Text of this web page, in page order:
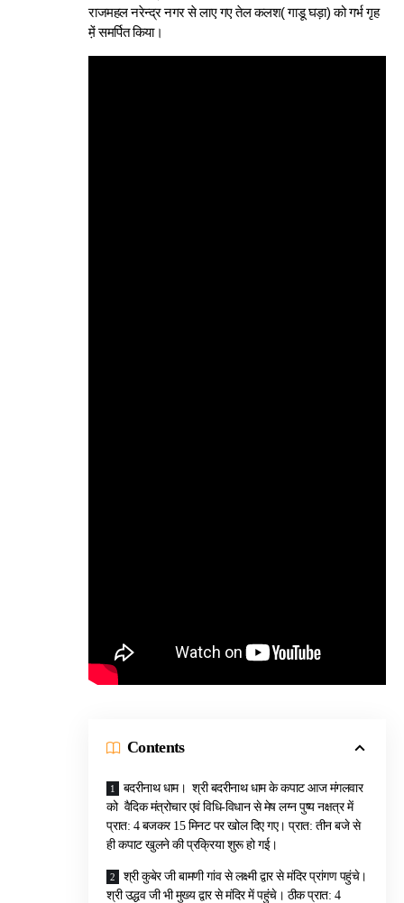
राजमहल नरेन्द्र नगर से लाए गए तेल कलश( गाडू घड़ा) को गर्भ गृह
मे़ं समर्पित किया।
Contents
बदरीनाथ धाम। श्री बदरीनाथ धाम के कपाट आज मंगलवार
को वैदिक मंत्रोचार एवं विधि-विधान से मेष लग्न पुष्य नक्षत्र में
प्रात: 4 बजकर 15 मिनट पर खोल दिए गए। प्रात: तीन बजे से
ही कपाट खुलने की प्रक्रिया शुरू हो गई।
श्री कुबेर जी बामणी गांव से लक्ष्मी द्वार से मंदिर प्रांगण पहुंचे।
श्री उद्धव जी भी मुख्य द्वार से मंदिर में पहुंचे। ठीक प्रात: 4